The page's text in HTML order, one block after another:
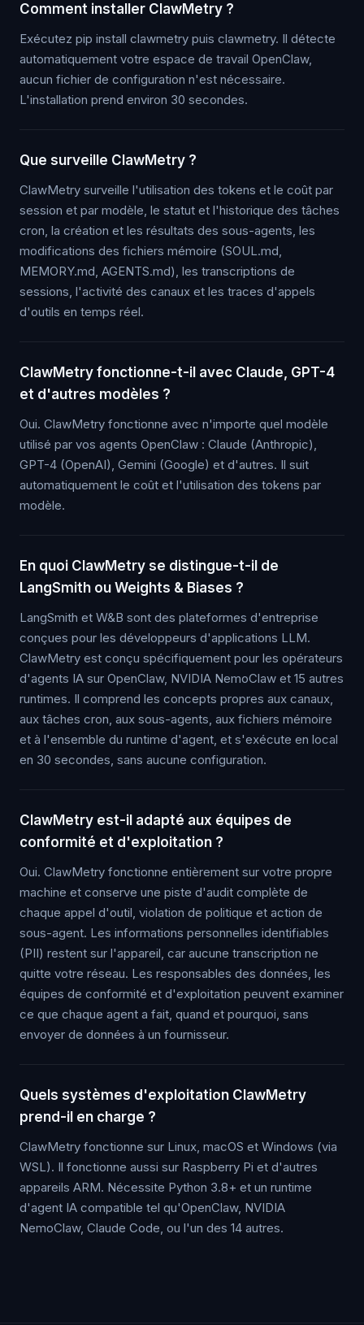
Comment installer ClawMetry ?
Exécutez pip install clawmetry puis clawmetry. Il détecte
automatiquement votre espace de travail OpenClaw,
aucun fichier de configuration n'est nécessaire.
L'installation prend environ 30 secondes.
Que surveille ClawMetry ?
ClawMetry surveille l'utilisation des tokens et le coût par
session et par modèle, le statut et l'historique des tâches
cron, la création et les résultats des sous-agents, les
modifications des fichiers mémoire (SOUL.md,
MEMORY.md, AGENTS.md), les transcriptions de
sessions, l'activité des canaux et les traces d'appels
d'outils en temps réel.
ClawMetry fonctionne-t-il avec Claude, GPT-4
et d'autres modèles ?
Oui. ClawMetry fonctionne avec n'importe quel modèle
utilisé par vos agents OpenClaw : Claude (Anthropic),
GPT-4 (OpenAI), Gemini (Google) et d'autres. Il suit
automatiquement le coût et l'utilisation des tokens par
modèle.
En quoi ClawMetry se distingue-t-il de
LangSmith ou Weights & Biases ?
LangSmith et W&B sont des plateformes d'entreprise
conçues pour les développeurs d'applications LLM.
ClawMetry est conçu spécifiquement pour les opérateurs
d'agents IA sur OpenClaw, NVIDIA NemoClaw et 15 autres
runtimes. Il comprend les concepts propres aux canaux,
aux tâches cron, aux sous-agents, aux fichiers mémoire
et à l'ensemble du runtime d'agent, et s'exécute en local
en 30 secondes, sans aucune configuration.
ClawMetry est-il adapté aux équipes de
conformité et d'exploitation ?
Oui. ClawMetry fonctionne entièrement sur votre propre
machine et conserve une piste d'audit complète de
chaque appel d'outil, violation de politique et action de
sous-agent. Les informations personnelles identifiables
(PII) restent sur l'appareil, car aucune transcription ne
quitte votre réseau. Les responsables des données, les
équipes de conformité et d'exploitation peuvent examiner
ce que chaque agent a fait, quand et pourquoi, sans
envoyer de données à un fournisseur.
Quels systèmes d'exploitation ClawMetry
prend-il en charge ?
ClawMetry fonctionne sur Linux, macOS et Windows (via
WSL). Il fonctionne aussi sur Raspberry Pi et d'autres
appareils ARM. Nécessite Python 3.8+ et un runtime
d'agent IA compatible tel qu'OpenClaw, NVIDIA
NemoClaw, Claude Code, ou l'un des 14 autres.